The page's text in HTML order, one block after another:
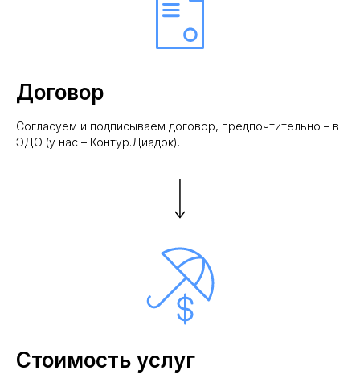
Договор
Согласуем и подписываем договор, предпочтительно – в
ЭДО (у нас – Контур.Диадок).
Стоимость услуг